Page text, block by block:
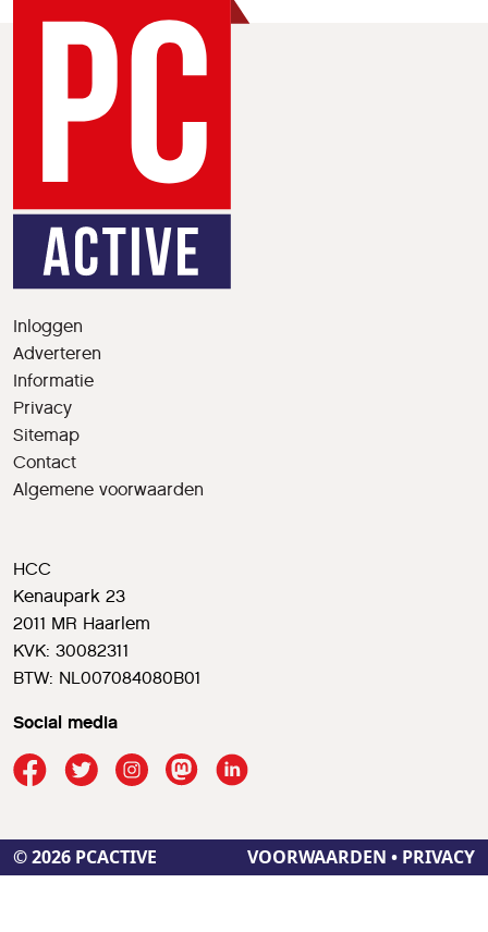
Inloggen
Adverteren
Informatie
Privacy
Sitemap
Contact
Algemene voorwaarden
HCC
Kenaupark 23
2011 MR Haarlem
KVK: 30082311
BTW: NL007084080B01
Social media
© 2026 PCACTIVE VOORWAARDEN • PRIVACY